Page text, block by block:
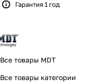
Гарантия 1 год
Все товары MDT
Все товары категории